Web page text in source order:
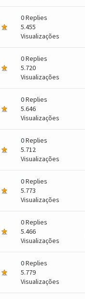
0Replies
5.455
Visualizações
0Replies
5.720
Visualizações
0Replies
5.646
Visualizações
0Replies
5.712
Visualizações
0Replies
5.773
Visualizações
0Replies
5.466
Visualizações
0Replies
5.779
Visualizações